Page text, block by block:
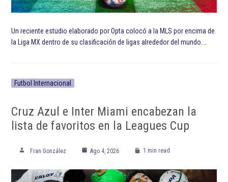
Un reciente estudio elaborado por Opta colocó a la MLS por encima de
la Liga MX dentro de su clasificación de ligas alrededor del mundo.…
Futbol Internacional
Cruz Azul e Inter Miami encabezan la
lista de favoritos en la Leagues Cup
Fran González Ago 4, 2026 1 min read